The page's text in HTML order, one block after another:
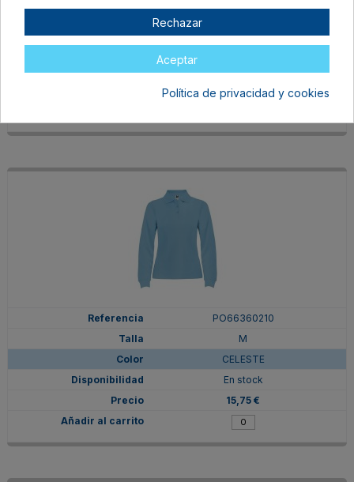
PO66360205
ROYAL
15,75 €
PO66360210
M
CELESTE
En stock
15,75 €
Rechazar
Aceptar
Política de privacidad y cookies